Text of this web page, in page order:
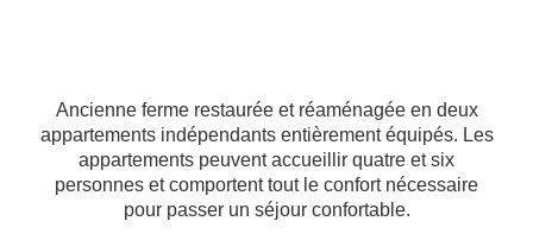
Ancienne ferme restaurée et réaménagée en deux
appartements indépendants entièrement équipés. Les
appartements peuvent accueillir quatre et six
personnes et comportent tout le confort nécessaire
pour passer un séjour confortable.